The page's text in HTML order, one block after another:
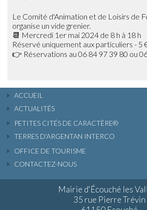
Le Comité d'Animation et de Loisirs de
organise un vide grenier.
📆 Mercredi 1er mai 2024 de 8 h à 18 h
Réservé uniquement aux particuliers - 5
👉 Réservations au 06 84 97 39 80 ou
ACCUEIL
ACTUALITÉS
PETITES CITÉS DE CARACTÈRE®
TERRES D'ARGENTAN INTERCO
OFFICE DE TOURISME
CONTACTEZ-NOUS
Mairie d'Écouché les
35 rue Pierre Trévin